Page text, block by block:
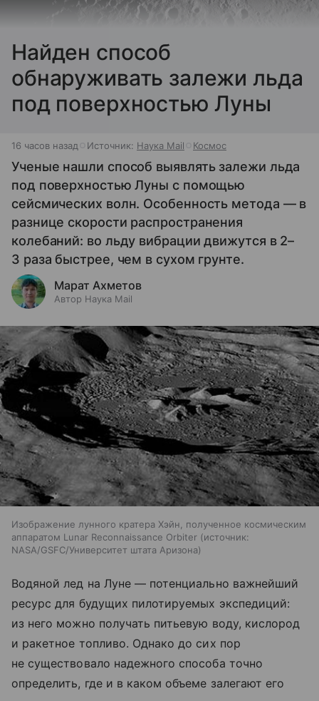
Найден способ
обнаруживать залежи льда
под поверхностью Луны
16 часов назад Источник: Наука Mail Космос
Ученые нашли способ выявлять залежи льда
под поверхностью Луны с помощью
сейсмических волн. Особенность метода — в
разнице скорости распространения
колебаний: во льду вибрации движутся в 2–
3 раза быстрее, чем в сухом грунте.
Марат Ахметов
Автор Наука Mail
Изображение лунного кратера Хэйн, полученное космическим
аппаратом Lunar Reconnaissance Orbiter
источник:
NASA/GSFC/Университет штата Аризона
Водяной лед на Луне — потенциально важнейший
ресурс для будущих пилотируемых экспедиций:
из него можно получать питьевую воду, кислород
и ракетное топливо. Однако до сих пор
не существовало надежного способа точно
определить, где и в каком объеме залегают его